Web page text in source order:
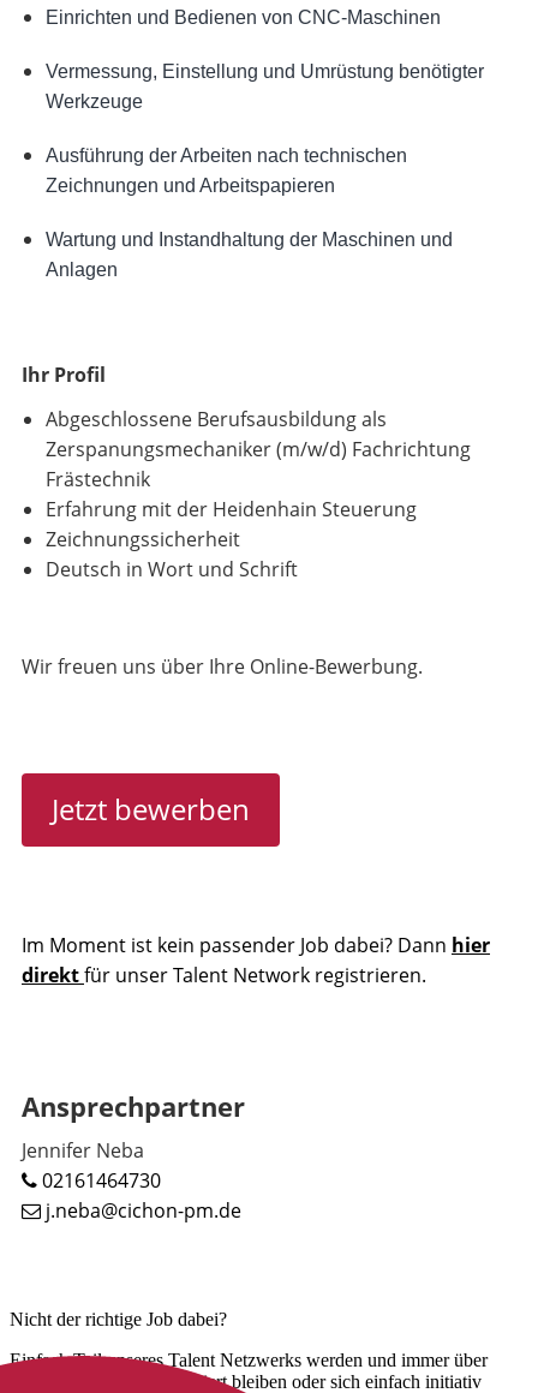
Einrichten und Bedienen von CNC-Maschinen
Vermessung, Einstellung und Umrüstung benötigter
Werkzeuge
Ausführung der Arbeiten nach technischen
Zeichnungen und Arbeitspapieren
Wartung und Instandhaltung der Maschinen und
Anlagen
Ihr Profil
Abgeschlossene Berufsausbildung als
Zerspanungsmechaniker (m/w/d) Fachrichtung
Frästechnik
Erfahrung mit der Heidenhain Steuerung
Zeichnungssicherheit
Deutsch in Wort und Schrift
Wir freuen uns über Ihre Online-Bewerbung.
Jetzt bewerben
Im Moment ist kein passender Job dabei? Dann hier
direktfür unser Talent Network registrieren.
Ansprechpartner
Jennifer Neba
02161464730
j.neba@cichon-pm.de
Nicht der richtige Job dabei?
Einfach Teil unseres Talent Netzwerks werden und immer über
unsere neuen Jobs informiert bleiben oder sich einfach initiativ